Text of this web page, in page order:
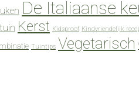
De Italiaanse
Kerst Kidsproof Kindvriendelijk
Tuintips Vegetarisch